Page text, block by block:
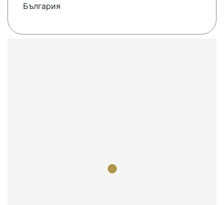
България